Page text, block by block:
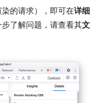
的请求），即可在详细
了解问题，请查看其文